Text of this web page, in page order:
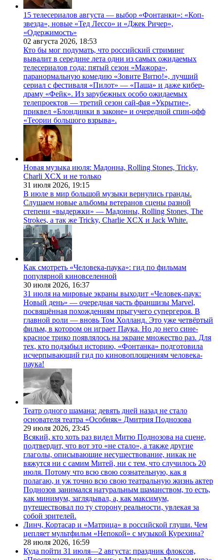
15 телесериалов августа — выбор «Фонтанки»: «Коп-
звезда», новые «Тед Лессо» и «Джек Ричер»,
«Одержимость»
02 августа 2026, 18:53
Кто бы мог подумать, что российский стриминг
вывалит в середине лета одни из самых ожидаемых
телесериалов года: пятый сезон «Мажора»,
паранормальную комедию «Зовите Витю!», лучший
сериал с фестиваля «Пилот» — «Паша» и даже кибер-
драму «Фейк». Из зарубежных особо ожидаемых
телепроектов — третий сезон сай-фая «Укрытие»,
приквел «Блондинки в законе» и очередной спин-офф
«Теории большого взрыва».
Новая музыка июля: Мадонна, Rolling Stones, Tricky,
Charli XCX и не только
31 июля 2026, 19:15
В июле в мир большой музыки вернулись гранды.
Слушаем новые альбомы ветеранов сцены разной
степени «выдержки» — Мадонны, Rolling Stones, The
Strokes, а так же Tricky, Charlie XCX и Jack White.
Как смотреть «Человека-паука»: гид по фильмам
популярной киновселенной
30 июля 2026, 16:37
31 июля на мировые экраны выходит «Человек-паук:
Новый день» — очередная часть франшизы Marvel,
посвящённая похождениям прыгучего супергероя. В
главной роли — вновь Том Холланд. Это уже четвёртый
фильм, в котором он играет Паука. Но до него сине-
красное трико появлялось на экране множество раз. Для
тех, кто подзабыл историю, «Фонтанка» подготовила
исчерпывающий гид по киновоплощениям человека-
паука!
Театр одного шамана: девять дней назад не стало
основателя театра «Особняк» Дмитрия Поднозова
29 июля 2026, 23:45
Всякий, кто хоть раз видел Митю Поднозова на сцене,
подтвердит, что вот это «не стало», а также другие
глаголы, описывающие несуществование, никак не
вяжутся ни с самим Митей, ни с тем, что случилось 20
июля. Потому что всю свою сознательную, как я
полагаю, и уж точно всю свою театральную жизнь актер
Поднозов занимался натуральным шаманством, то есть,
как минимум, заглядывал, а, как максимум,
путешествовал по ту сторону реальности, увлекая за
собой зрителей.
Линч, Кортасар и «Матрица» в российской глуши. Чем
цепляет мультфильм «Непокой» с музыкой Курехина?
28 июля 2026, 16:59
Куда пойти 31 июля—2 августа: праздник флоксов,